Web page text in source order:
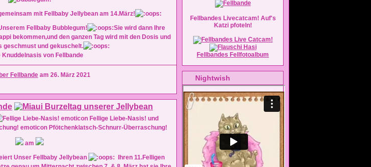
mit Fellbaby Jellybean am 14.März!
Fellbaby Bubblegum!
Sie wird dann Ihre
bekommen,und den ganzen Tag wird mit den Dosis und
geschmust und gekuschelt.
Fellbande am 26. März 2021
Fellige Liebe-Nasis! und
Pfötchenklatsch-Schnurr-Überraschung!
am
Unser Fellbaby Jellybean
Ihren 11.Felligen
Fellbandes Livecatcam! Auf's
Katzi pfoteln!
Fellbandes Fellfotoalbum
Nightwish